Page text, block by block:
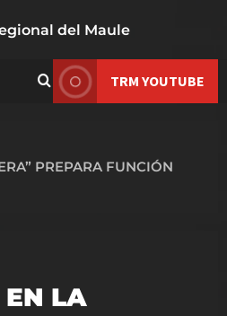
TRM YOUTUBE
PREPARA FUNCIÓN
EN LA